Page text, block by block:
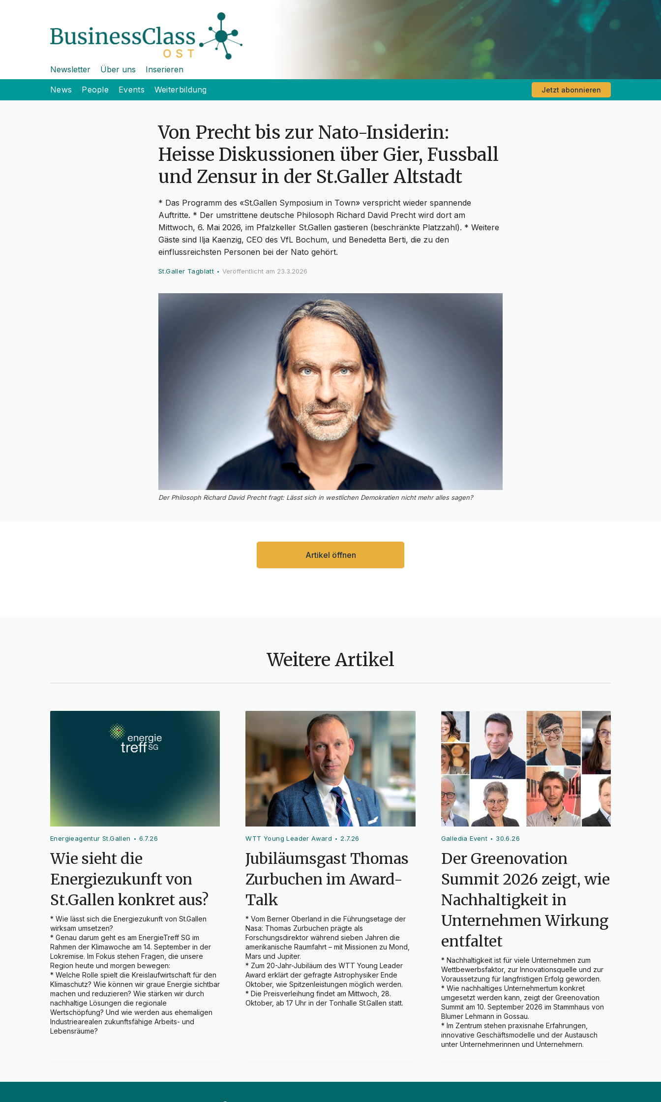
Newsletter Über uns Inserieren
News People Events Weiterbildung Jetzt abonnieren
Von Precht bis zur Nato-Insiderin:
Heisse Diskussionen über Gier, Fussball
und Zensur in der St.Galler Altstadt
* Das Programm des «St.Gallen Symposium in Town» verspricht wieder spannende
Auftritte. * Der umstrittene deutsche Philosoph Richard David Precht wird dort am
Mittwoch, 6. Mai 2026, im Pfalzkeller St.Gallen gastieren (beschränkte Platzzahl). * Weitere
Gäste sind Ilja Kaenzig, CEO des VfL Bochum, und Benedetta Berti, die zu den
einflussreichsten Personen bei der Nato gehört.
St.Galler Tagblatt •Veröffentlicht am 23.3.2026
Der Philosoph Richard David Precht fragt: Lässt sich in westlichen Demokratien nicht mehr alles sagen?
Artikel öffnen
Weitere Artikel
Energieagentur St.Gallen • 6.7.26
Wie sieht die
Energiezukunft von
St.Gallen konkret aus?
* Wie lässt sich die Energiezukunft von St.Gallen
wirksam umsetzen?
* Genau darum geht es am EnergieTreff SG im
Rahmen der Klimawoche am 14. September in der
Lokremise. Im Fokus stehen Fragen, die unsere
Region heute und morgen bewegen:
* Welche Rolle spielt die Kreislaufwirtschaft für den
Klimaschutz? Wie können wir graue Energie sichtbar
machen und reduzieren? Wie stärken wir durch
nachhaltige Lösungen die regionale
Wertschöpfung? Und wie werden aus ehemaligen
Industriearealen zukunftsfähige Arbeits- und
Lebensräume?
WTT Young Leader Award • 2.7.26
Jubiläumsgast Thomas
Zurbuchen im Award-
Talk
* Vom Berner Oberland in die Führungsetage der
Nasa: Thomas Zurbuchen prägte als
Forschungsdirektor während sieben Jahren die
amerikanische Raumfahrt – mit Missionen zu Mond,
Mars und Jupiter.
* Zum 20-Jahr-Jubiläum des WTT Young Leader
Award erklärt der gefragte Astrophysiker Ende
Oktober, wie Spitzenleistungen möglich werden.
* Die Preisverleihung findet am Mittwoch, 28.
Oktober, ab 17 Uhr in der Tonhalle St.Gallen statt.
Galledia Event • 30.6.26
Der Greenovation
Summit 2026 zeigt, wie
Nachhaltigkeit in
Unternehmen Wirkung
entfaltet
* Nachhaltigkeit ist für viele Unternehmen zum
Wettbewerbsfaktor, zur Innovationsquelle und zur
Voraussetzung für langfristigen Erfolg geworden.
* Wie nachhaltiges Unternehmertum konkret
umgesetzt werden kann, zeigt der Greenovation
Summit am 10. September 2026 im Stammhaus von
Blumer Lehmann in Gossau.
* Im Zentrum stehen praxisnahe Erfahrungen,
innovative Geschäftsmodelle und der Austausch
unter Unternehmerinnen und Unternehmern.